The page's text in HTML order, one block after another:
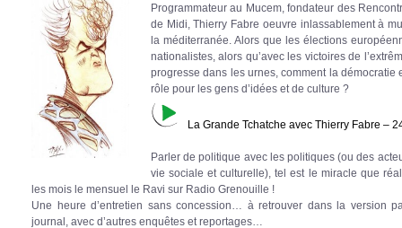
Programmateur au Mucem, fondateur des
de Midi, Thierry Fabre oeuvre inlassablement à
la méditerranée. Alors que les élections
nationalistes, alors qu’avec les victoires de
progresse dans les urnes, comment la démocratie
rôle pour les gens d’idées et de culture ?
La Grande Tchatche avec Thierry Fabre –
Parler de politique avec les politiques (ou des
vie sociale et culturelle), tel est le miracle que
les mois le mensuel le Ravi sur Radio Grenouille !
Une heure d’entretien sans concession… à retrouver dans la version
journal, avec d’autres enquêtes et reportages…